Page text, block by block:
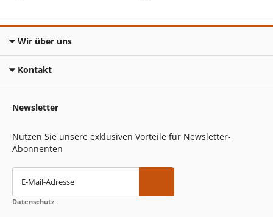
Wir über uns
Kontakt
Newsletter
Nutzen Sie unsere exklusiven Vorteile für Newsletter-
Abonnenten
E-Mail-Adresse
Datenschutz